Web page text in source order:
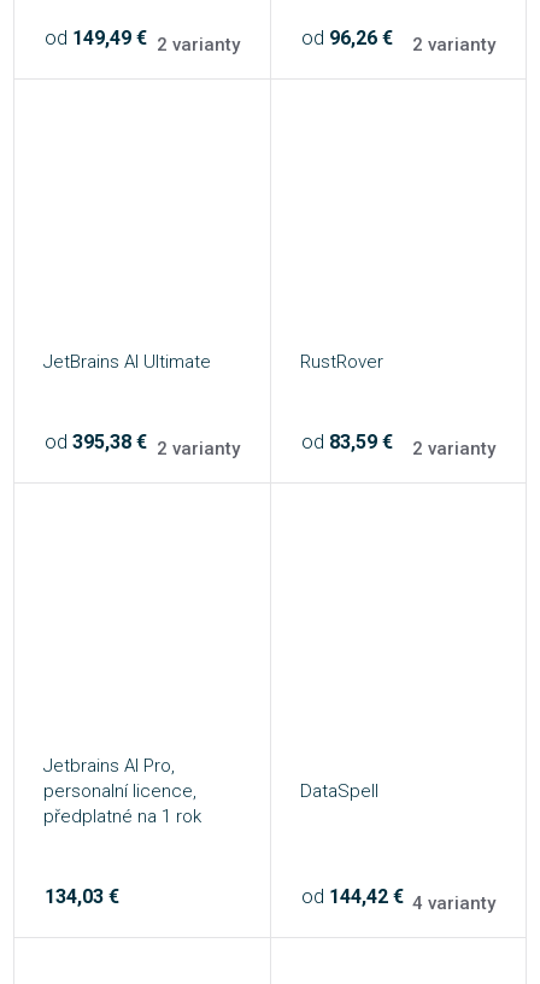
od 149,49 € 2 varianty od 96,26 € 2 varianty
JetBrains AI Ultimate
od 395,38 € 2 varianty
RustRover
od 83,59 € 2 varianty
Jetbrains AI Pro,
personalní licence,
předplatné na 1 rok
134,03 €
DataSpell
od 144,42 € 4 varianty